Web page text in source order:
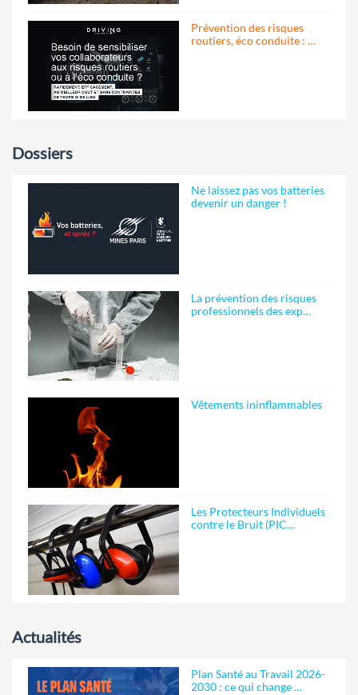
Prévention des risques
routiers, éco conduite : …
Dossiers
Ne laissez pas vos batteries
devenir un danger !
La prévention des risques
professionnels des exp…
Vêtements ininflammables
Les Protecteurs Individuels
contre le Bruit (PIC…
Actualités
Plan Santé au Travail 2026-
2030 : ce qui change …